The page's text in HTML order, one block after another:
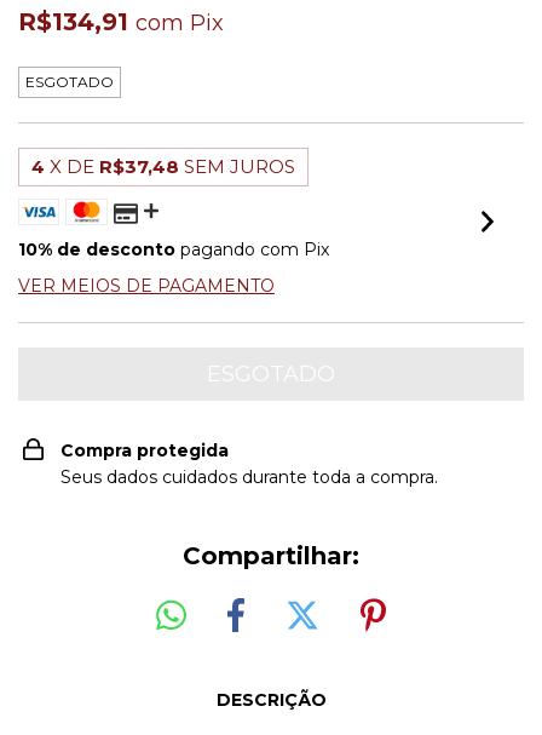
R$134,91 com Pix
ESGOTADO
4 X DE R$37,48 SEM JUROS
10% de desconto pagando com Pix
VER MEIOS DE PAGAMENTO
Compra protegida
Seus dados cuidados durante toda a compra.
Compartilhar:
DESCRIÇÃO